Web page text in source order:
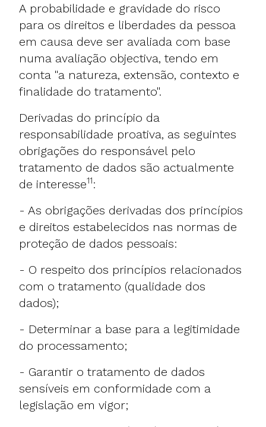
A probabilidade e gravidade do risco
para os direitos e liberdades da pessoa
em causa deve ser avaliada com base
numa avaliação objectiva, tendo em
conta "a natureza, extensão, contexto e
finalidade do tratamento".
Derivadas do princípio da
responsabilidade proativa, as seguintes
obrigações do responsável pelo
tratamento de dados são actualmente
de interesse11:
- As obrigações derivadas dos princípios
e direitos estabelecidos nas normas de
proteção de dados pessoais:
- O respeito dos princípios relacionados
com o tratamento (qualidade dos
dados);
- Determinar a base para a legitimidade
do processamento;
- Garantir o tratamento de dados
sensíveis em conformidade com a
legislação em vigor;